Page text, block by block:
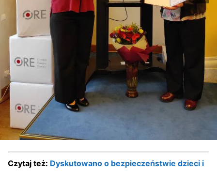
Czytaj też: Dyskutowano o bezpieczeństwie dzieci i